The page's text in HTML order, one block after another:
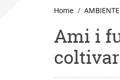
Home AMBIENTE
Ami i